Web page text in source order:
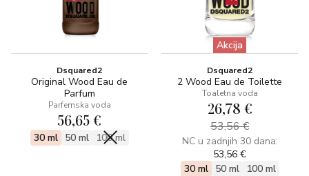
Dsquared2
Original Wood Eau de
Parfum
Parfemska voda
56,65 €
30 ml 50 ml 100 ml
Akcija
Dsquared2
2 Wood Eau de Toilette
Toaletna voda
26,78 €
53,56 €
NC u zadnjih 30 dana:
53,56 €
30 ml
50 ml 100 ml